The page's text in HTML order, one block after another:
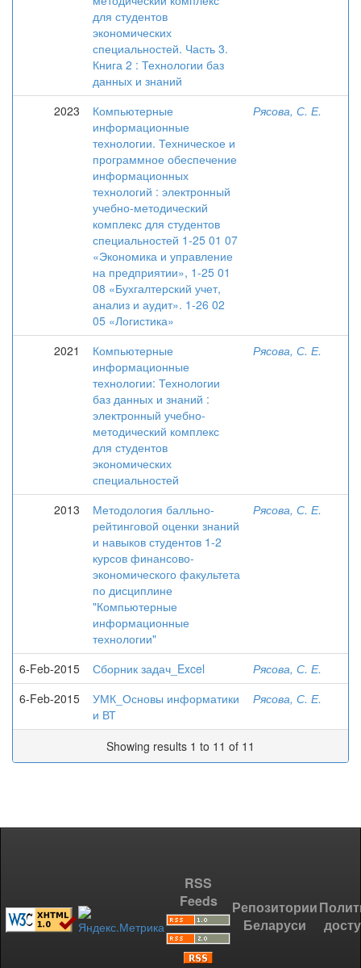
для студентов
экономических
специальностей. Часть 3.
Книга 2 : Технологии баз
данных и знаний
2023
Компьютерные
информационные
технологии. Техническое и
программное обеспечение
информационных
технологий : электронный
учебно-методический
комплекс для студентов
специальностей 1-25 01 07
«Экономика и управление
на предприятии», 1-25 01
08 «Бухгалтерский учет,
анализ и аудит». 1-26 02
05 «Логистика»
Рясова, С. Е.
2021
Компьютерные
информационные
технологии: Технологии
баз данных и знаний :
электронный учебно-
методический комплекс
для студентов
экономических
специальностей
Рясова, С. Е.
2013
Методология балльно-
рейтинговой оценки знаний
и навыков студентов 1-2
курсов финансово-
экономического факультета
по дисциплине
"Компьютерные
информационные
технологии"
Рясова, С. Е.
6-Feb-2015 Сборник задач_Excel
Рясова, С. Е.
6-Feb-2015
УМК_Основы информатики
и ВТ
Рясова, С. Е.
Showing results 1 to 11 of 11
RSS
Feeds
Репозитории
Беларуси